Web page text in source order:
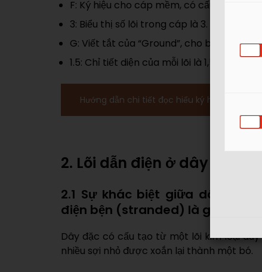
F: Ký hiệu cho cáp mềm, có cấu tạo từ
3: Biểu thị số lõi trong cáp là 3.
G: Viết tắt của “Ground”, cho biết trong
1.5: Chỉ tiết diện của mỗi lõi là 1,5 mm².
Hướng dẫn chi tiết đọc hiểu ký hiệu in trên
2. Lõi dẫn điện ở dây cáp
2.1 Sự khác biệt giữa dây điện
điện bện (stranded) là gì?
Dây đặc có cấu tạo từ một lõi kim loại
nhiều sợi nhỏ được xoắn lại thành một bó.